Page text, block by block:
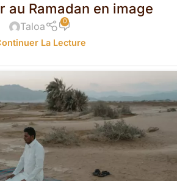
au Ramadan en image
Taloa 0
La Lecture